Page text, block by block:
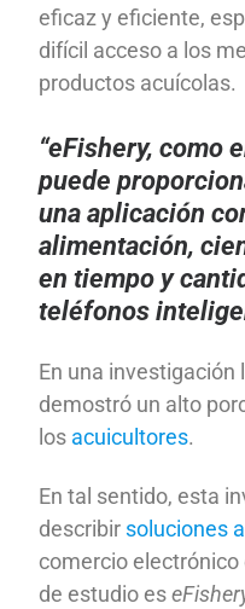
eficaz y eficiente,
difícil acceso a los
productos acuícolas.
“eFishery, como
puede
una aplicación
alimentación,
en tiempo y
teléfonos
En una investigación
demostró un alto
los acuicultores.
En tal sentido, esta
describir soluciones
comercio
de estudio es